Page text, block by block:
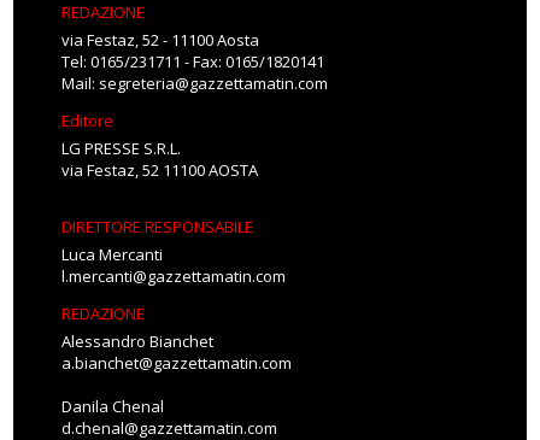
REDAZIONE
via Festaz, 52 - 11100 Aosta
Tel: 0165/231711 - Fax: 0165/1820141
Mail: segreteria@gazzettamatin.com
Editore
LG PRESSE S.R.L.
via Festaz, 52 11100 AOSTA
DIRETTORE RESPONSABILE
Luca Mercanti
l.mercanti@gazzettamatin.com
REDAZIONE
Alessandro Bianchet
a.bianchet@gazzettamatin.com
Danila Chenal
d.chenal@gazzettamatin.com